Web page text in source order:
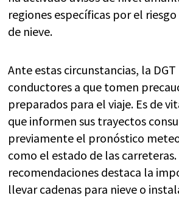
regiones específicas por el
de nieve.
Ante estas circunstancias, la
conductores a que tomen
preparados para el viaje. Es de
que informen sus trayectos
previamente el pronóstico
como el estado de las
recomendaciones destaca la
llevar cadenas para nieve o